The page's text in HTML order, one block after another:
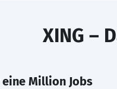
XING –
eine Million Jobs